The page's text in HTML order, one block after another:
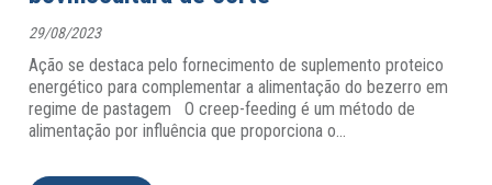
29/08/2023
Ação se destaca pelo fornecimento de suplemento proteico
energético para complementar a alimentação do bezerro em
regime de pastagem O creep-feeding é um método de
alimentação por influência que proporciona o…